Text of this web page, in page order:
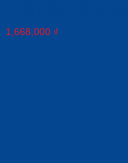
1,668,000 ₫